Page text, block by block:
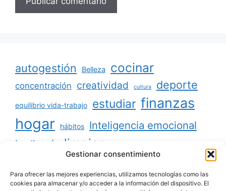
Gestionar consentimiento
Para ofrecer las mejores experiencias, utilizamos tecnologías como las
cookies para almacenar y/o acceder a la información del dispositivo. El
autogestión Belleza cocinar
concentración creatividad cultura deporte
equilibrio vida-trabajo estudiar finanzas
hogar hábitos Inteligencia emocional
jardinería limpiar
minimalismo niños
ordenar organizar productividad